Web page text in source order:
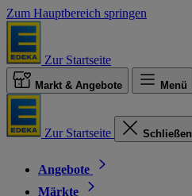
Zum Hauptbereich springen
Zur Startseite
Markt & Angebote Menü
Zur Startseite Schließen
Angebote
Märkte